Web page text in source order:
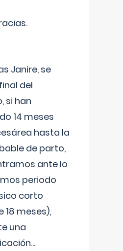
Janire, se
del
si han
14 meses
hasta la
de parto,
ante lo
periodo
corto
18 meses),
una
...